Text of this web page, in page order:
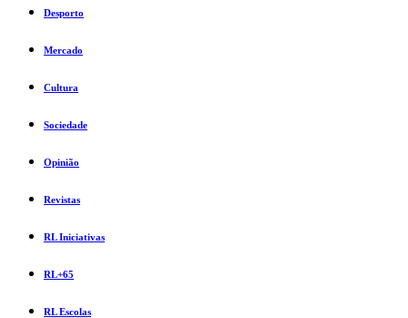
Desporto
Mercado
Cultura
Sociedade
Opinião
Revistas
RL Iniciativas
RL+65
RL Escolas